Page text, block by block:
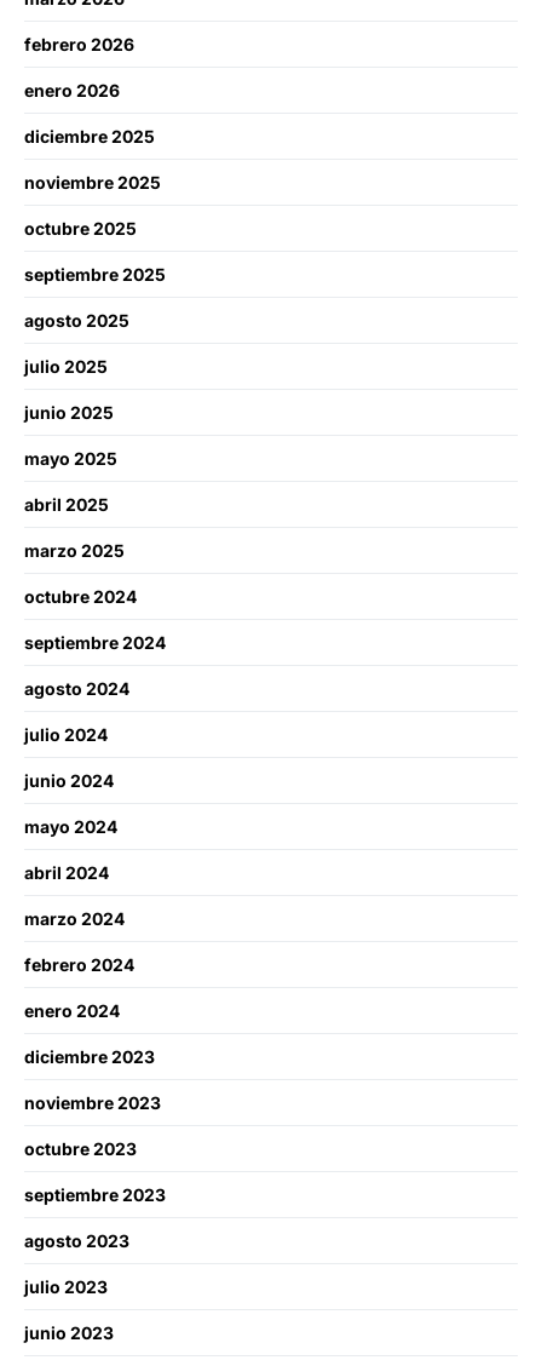
febrero 2026
enero 2026
diciembre 2025
noviembre 2025
octubre 2025
septiembre 2025
agosto 2025
julio 2025
junio 2025
mayo 2025
abril 2025
marzo 2025
octubre 2024
septiembre 2024
agosto 2024
julio 2024
junio 2024
mayo 2024
abril 2024
marzo 2024
febrero 2024
enero 2024
diciembre 2023
noviembre 2023
octubre 2023
septiembre 2023
agosto 2023
julio 2023
junio 2023